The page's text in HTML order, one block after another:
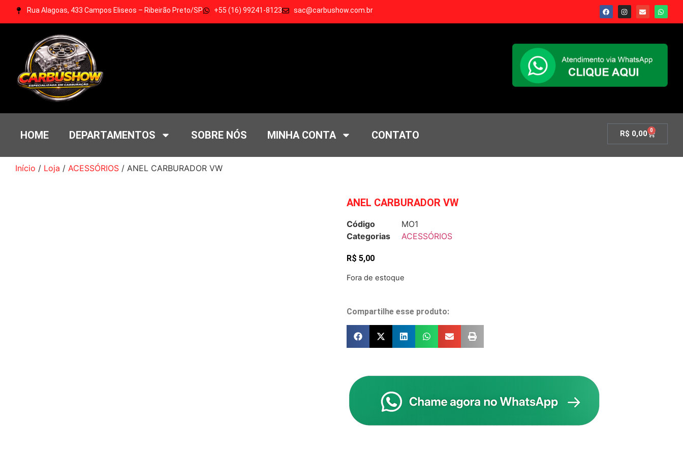
Rua Alagoas, 433 Campos Eliseos – Ribeirão Preto/SP +55 (16) 99241-8123 sac@carbushow.com.br
HOME DEPARTAMENTOS SOBRE NÓS MINHA CONTA CONTATO R$ 0,00 0
Início / Loja / ACESSÓRIOS / ANEL CARBURADOR VW
ANEL CARBURADOR VW
Código
MO1
Categorias
ACESSÓRIOS
R$ 5,00
Fora de estoque
Compartilhe esse produto: